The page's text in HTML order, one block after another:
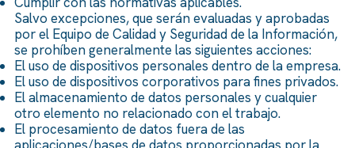
Salvo excepciones, que serán evaluadas y aprobadas
por el Equipo de Calidad y Seguridad de la Información,
se prohíben generalmente las siguientes acciones:
El uso de dispositivos personales dentro de la empresa.
El uso de dispositivos corporativos para fines privados.
El almacenamiento de datos personales y cualquier
otro elemento no relacionado con el trabajo.
El procesamiento de datos fuera de las